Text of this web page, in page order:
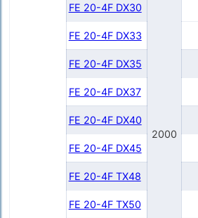
FE 20-4F DX30
2000
FE 20-4F DX33
FE 20-4F DX35
FE 20-4F DX37
FE 20-4F DX40
FE 20-4F DX45
FE 20-4F TX48
FE 20-4F TX50